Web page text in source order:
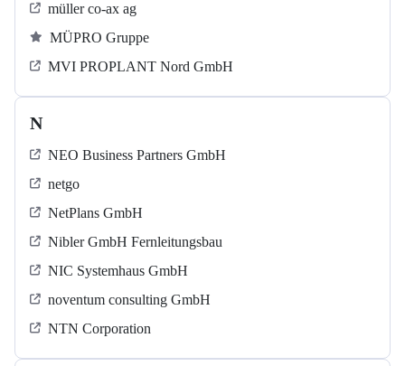
müller co-ax ag
MÜPRO Gruppe
MVI PROPLANT Nord GmbH
N
NEO Business Partners GmbH
netgo
NetPlans GmbH
Nibler GmbH Fernleitungsbau
NIC Systemhaus GmbH
noventum consulting GmbH
NTN Corporation